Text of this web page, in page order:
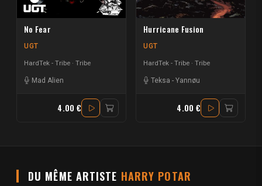
No Fear
UGT
HardTek - Tribe Tribe
Mad Alien
4.00 €
Hurricane Fusion
UGT
HardTek - Tribe Tribe
Teksa - Yannøu
4.00 €
DU MÊME ARTISTE HARRY POTAR